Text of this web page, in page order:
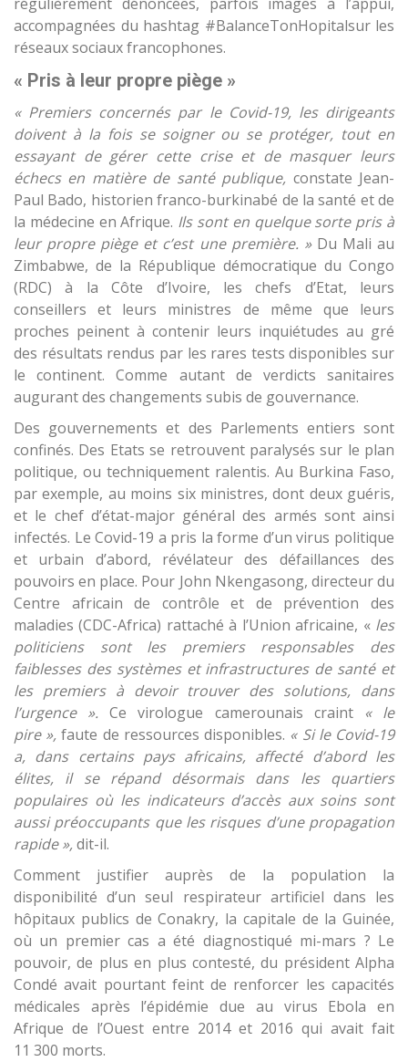
régulièrement dénoncées, parfois images à l’appui,
accompagnées du hashtag #BalanceTonHopitalsur les
réseaux sociaux francophones.
« Pris à leur propre piège »
« Premiers concernés par le Covid-19, les dirigeants
doivent à la fois se soigner ou se protéger, tout en
essayant de gérer cette crise et de masquer leurs
échecs en matière de santé publique, constate Jean-
Paul Bado, historien franco-burkinabé de la santé et de
la médecine en Afrique. Ils sont en quelque sorte pris à
leur propre piège et c’est une première. »Du Mali au
Zimbabwe, de la République démocratique du Congo
(RDC) à la Côte d’Ivoire, les chefs d’Etat, leurs
conseillers et leurs ministres de même que leurs
proches peinent à contenir leurs inquiétudes au gré
des résultats rendus par les rares tests disponibles sur
le continent. Comme autant de verdicts sanitaires
augurant des changements subis de gouvernance.
Des gouvernements et des Parlements entiers sont
confinés. Des Etats se retrouvent paralysés sur le plan
politique, ou techniquement ralentis. Au Burkina Faso,
par exemple, au moins six ministres, dont deux guéris,
et le chef d’état-major général des armés sont ainsi
infectés. Le Covid-19 a pris la forme d’un virus politique
et urbain d’abord, révélateur des défaillances des
pouvoirs en place. Pour John Nkengasong, directeur du
Centre africain de contrôle et de prévention des
maladies (CDC-Africa) rattaché à l’Union africaine, « les
politiciens sont les premiers responsables des
faiblesses des systèmes et infrastructures de santé et
les premiers à devoir trouver des solutions, dans
l’urgence ».Ce virologue camerounais craint « le
pire »,faute de ressources disponibles. « Si le Covid-19
a, dans certains pays africains, affecté d’abord les
élites, il se répand désormais dans les quartiers
populaires où les indicateurs d’accès aux soins sont
aussi préoccupants que les risques d’une propagation
rapide »,dit-il.
Comment justifier auprès de la population la
disponibilité d’un seul respirateur artificiel dans les
hôpitaux publics de Conakry, la capitale de la Guinée,
où un premier cas a été diagnostiqué mi-mars ? Le
pouvoir, de plus en plus contesté, du président Alpha
Condé avait pourtant feint de renforcer les capacités
médicales après l’épidémie due au virus Ebola en
Afrique de l’Ouest entre 2014 et 2016 qui avait fait
11 300 morts.